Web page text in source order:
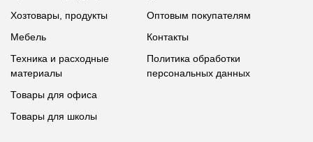
Хозтовары, продукты
Мебель
Техника и расходные
материалы
Товары для офиса
Товары для школы
Оптовым покупателям
Контакты
Политика обработки
персональных данных